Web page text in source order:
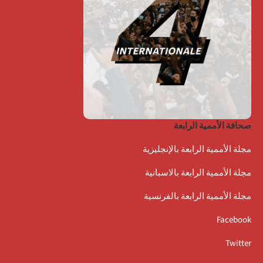
صحافة الأممية الرابعة
مجلة الأممية الرابعة بالإنجليزية
مجلة الأممية الرابعة بالاسبانية
مجلة الأممية الرابعة بالفرنسية
Facebook
Twitter